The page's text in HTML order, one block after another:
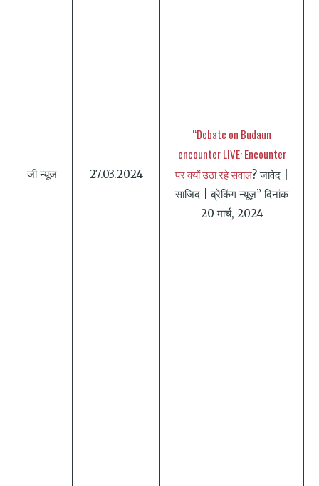
जी न्यूज 27.03.2024
“Debate on Budaun
encounter LIVE: Encounter
पर क्यों उठा रहे सवाल? जावेद |
साजिद | ब्रेकिंग न्यूज़” दिनांक
20 मार्च, 2024